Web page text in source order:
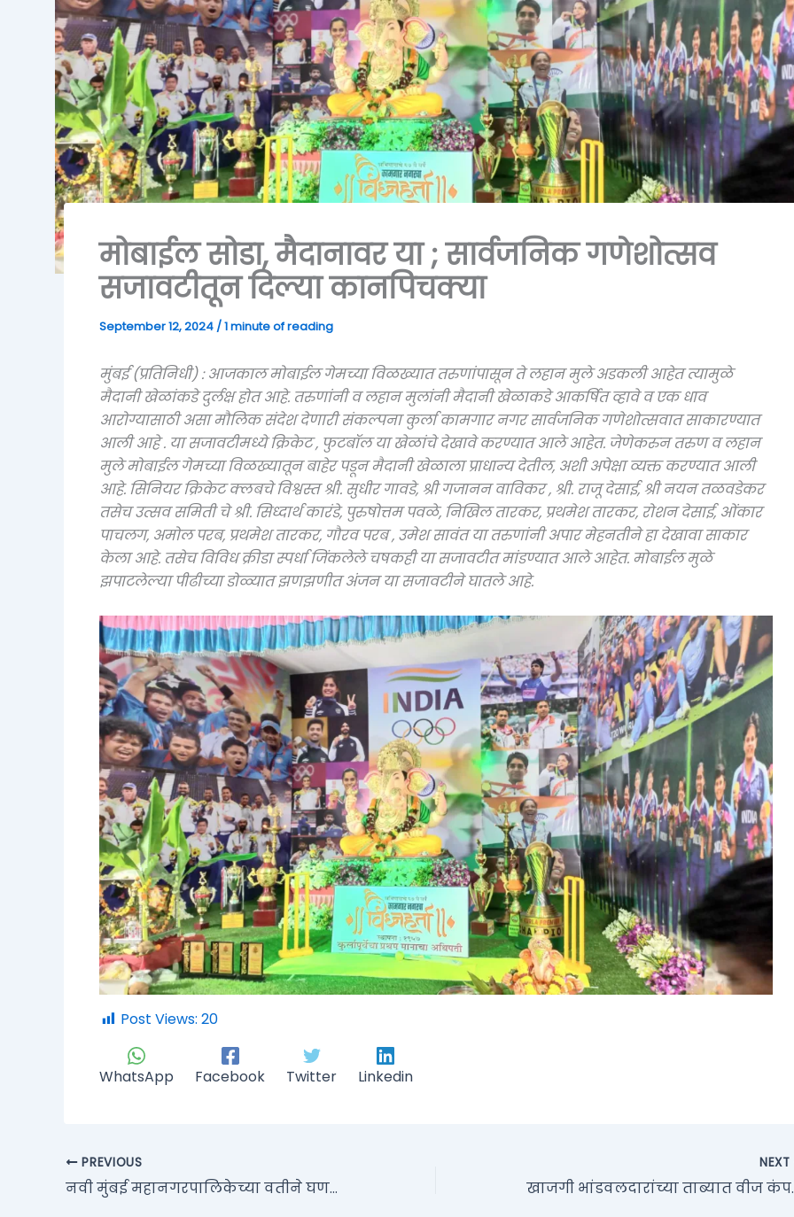
मोबाईल सोडा, मैदानावर या ; सार्वजनिक गणेशोत्सव
सजावटीतून दिल्या कानपिचक्या
September 12, 2024 /1 minute of reading
मुंबई (प्रतिनिधी) : आजकाल मोबाईल गेमच्या विळख्यात तरुणांपासून ते लहान मुले अडकली आहेत त्यामुळे
मैदानी खेळांकडे दुर्लक्ष होत आहे. तरुणांनी व लहान मुलांनी मैदानी खेळाकडे आकर्षित व्हावे व एक धाव
आरोग्यासाठी असा मौलिक संदेश देणारी संकल्पना कुर्ला कामगार नगर सार्वजनिक गणेशोत्सवात साकारण्यात
आली आहे . या सजावटीमध्ये क्रिकेट , फुटबॉल या खेळांचे देखावे करण्यात आले आहेत. जेणेकरुन तरुण व लहान
मुले मोबाईल गेमच्या विळख्यातून बाहेर पडून मैदानी खेळाला प्राधान्य देतील, अशी अपेक्षा व्यक्त करण्यात आली
आहे. सिनियर क्रिकेट क्लबचे विश्वस्त श्री. सुधीर गावडे, श्री गजानन वाविकर , श्री. राजू देसाई, श्री नयन तळवडेकर
तसेच उत्सव समिती चे श्री. सिध्दार्थ कारंडे, पुरुषोत्तम पवळे, निखिल तारकर, प्रथमेश तारकर, रोशन देसाई, ओंकार
पाचलग, अमोल परब, प्रथमेश तारकर, गौरव परब , उमेश सावंत या तरुणांनी अपार मेहनतीने हा देखावा साकार
केला आहे. तसेच विविध क्रीडा स्पर्धा जिंकलेले चषकही या सजावटीत मांडण्यात आले आहेत. मोबाईल मुळे
झपाटलेल्या पीढीच्या डोळ्यात झणझणीत अंजन या सजावटीने घातले आहे.
Post Views: 20
WhatsApp Facebook Twitter Linkedin
PREVIOUS
नवी मुंबई महानगरपालिकेच्या वतीने घणसोलीत कार्यान्वित निवारा केंद्राचा बेघर घेताहेत लाभ
NEXT
खाजगी